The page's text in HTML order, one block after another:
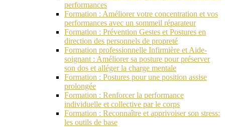
performances
Formation : Améliorer votre concentration et vos
performances avec un sommeil réparateur
Formation : Prévention Gestes et Postures en
direction des personnels de propreté
Formation professionnelle Infirmière et Aide-
soignant : Améliorer sa posture pour préserver
son dos et alléger la charge mentale
Formation : Postures pour une position assise
prolongée
Formation : Renforcer la performance
individuelle et collective par le corps
Formation : Reconnaître et apprivoiser son stress:
les outils de base